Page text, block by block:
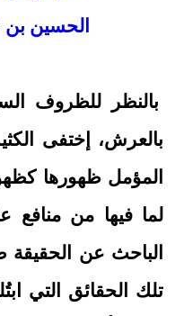
الحسين بن
بالنظر للظروف
بالعرش، إختفى
المؤمل ظهورها
لما فيها من منافع
الباحث عن الحقيقة
تلك الحقائق التي